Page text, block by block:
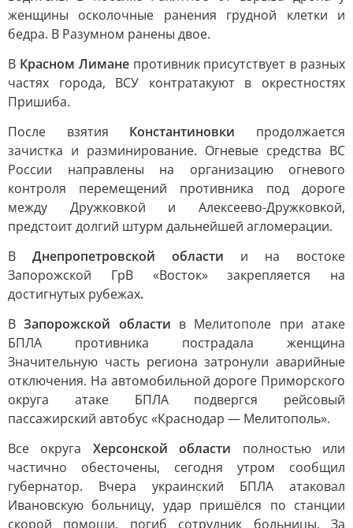
женщины осколочные ранения грудной клетки и
бедра. В Разумном ранены двое.
В Красном Лиманепротивник присутствует в разных
частях города, ВСУ контратакуют в окрестностях
Пришиба.
После взятия Константиновки продолжается
зачистка и разминирование. Огневые средства ВС
России направлены на организацию огневого
контроля перемещений противника под дороге
между Дружковкой и Алексеево-Дружковкой,
предстоит долгий штурм дальнейшей агломерации.
В Днепропетровской области и на востоке
Запорожской ГрВ «Восток» закрепляется на
достигнутых рубежах.
ВЗапорожской области в Мелитополе при атаке
БПЛА противника пострадала женщина
Значительную часть региона затронули аварийные
отключения. На автомобильной дороге Приморского
округа атаке БПЛА подвергся рейсовый
пассажирский автобус «Краснодар — Мелитополь».
Все округа Херсонской области полностью или
частично обесточены, сегодня утром сообщил
губернатор. Вчера украинский БПЛА атаковал
Ивановскую больницу, удар пришёлся по станции
скорой помощи, погиб сотрудник больницы. За